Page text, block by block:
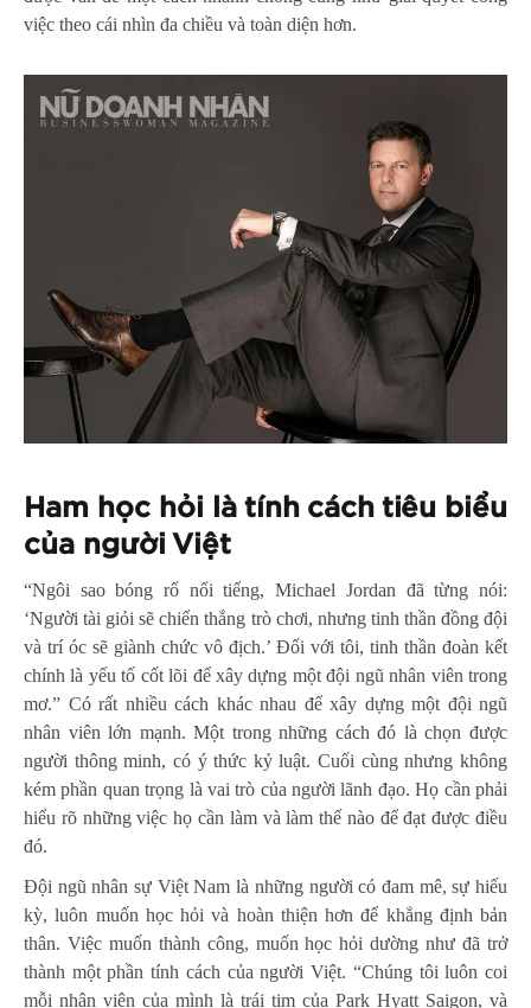
việc theo cái nhìn đa chiều và toàn diện hơn.
Ham học hỏi là tính cách tiêu biểu
của người Việt
“Ngôi sao bóng rổ nổi tiếng, Michael Jordan đã từng nói:
‘Người tài giỏi sẽ chiến thắng trò chơi, nhưng tinh thần đồng đội
và trí óc sẽ giành chức vô địch.’ Đối với tôi, tinh thần đoàn kết
chính là yếu tố cốt lõi để xây dựng một đội ngũ nhân viên trong
mơ.” Có rất nhiều cách khác nhau để xây dựng một đội ngũ
nhân viên lớn mạnh. Một trong những cách đó là chọn được
người thông minh, có ý thức kỷ luật. Cuối cùng nhưng không
kém phần quan trọng là vai trò của người lãnh đạo. Họ cần phải
hiểu rõ những việc họ cần làm và làm thế nào để đạt được điều
đó.
Đội ngũ nhân sự Việt Nam là những người có đam mê, sự hiếu
kỳ, luôn muốn học hỏi và hoàn thiện hơn để khẳng định bản
thân. Việc muốn thành công, muốn học hỏi dường như đã trở
thành một phần tính cách của người Việt. “Chúng tôi luôn coi
mỗi nhân viên của mình là trái tim của Park Hyatt Saigon, và